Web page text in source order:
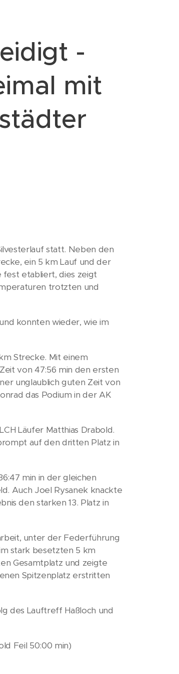
-
mit
statt. Neben den
ein 5 km Lauf und der
fest etabliert, dies zeigt
trotzten und
konnten wieder, wie im
Strecke. Mit einem
von 47:56 min den ersten
unglaublich guten Zeit von
das Podium in der AK
Läufer Matthias Drabold.
auf den dritten Platz in
min in der gleichen
Auch Joel Rysanek knackte
den starken 13. Platz in
unter der Federführung
stark besetzten 5 km
Gesamtplatz und zeigte
Spitzenplatz erstritten
des Lauftreff Haßloch und
Feil 50:00 min)